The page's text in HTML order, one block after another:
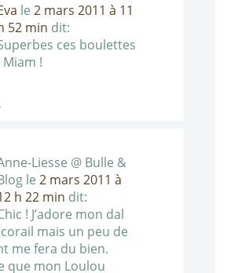
le 2 mars 2011 à 11
52 min dit:
ces boulettes
Miam !
Liesse @ Bulle &
le 2 mars 2011 à
h 22 min dit:
! J’adore mon dal
mais un peu de
me fera du bien.
que mon Loulou